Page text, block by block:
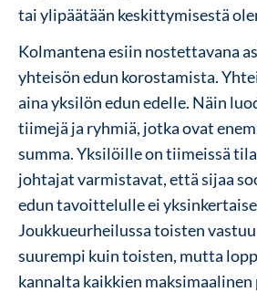
tai ylipäätään keskittymisestä
Kolmantena esiin nostettavana
yhteisön edun korostamista.
aina yksilön edun edelle. Näin
tiimejä ja ryhmiä, jotka ovat
summa. Yksilöille on tiimeissä
johtajat varmistavat, että sijaa
edun tavoittelulle ei
Joukkueurheilussa toisten
suurempi kuin toisten, mutta
kannalta kaikkien maksimaalinen